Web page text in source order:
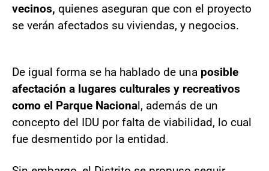
vecinos, quienes aseguran que con el proyecto
se verán afectados su viviendas, y negocios.
De igual forma se ha hablado de una posible
afectación a lugares culturales y recreativos
como el Parque Nacional, además de un
concepto del IDU por falta de viabilidad, lo cual
fue desmentido por la entidad.